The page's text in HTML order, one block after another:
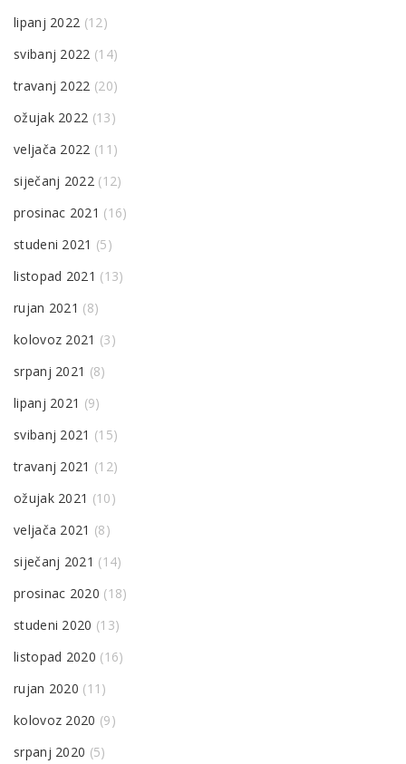
lipanj 2022 (12)
svibanj 2022 (14)
travanj 2022 (20)
ožujak 2022 (13)
veljača 2022 (11)
siječanj 2022 (12)
prosinac 2021 (16)
studeni 2021 (5)
listopad 2021 (13)
rujan 2021 (8)
kolovoz 2021 (3)
srpanj 2021 (8)
lipanj 2021 (9)
svibanj 2021 (15)
travanj 2021 (12)
ožujak 2021 (10)
veljača 2021 (8)
siječanj 2021 (14)
prosinac 2020 (18)
studeni 2020 (13)
listopad 2020 (16)
rujan 2020 (11)
kolovoz 2020 (9)
srpanj 2020 (5)